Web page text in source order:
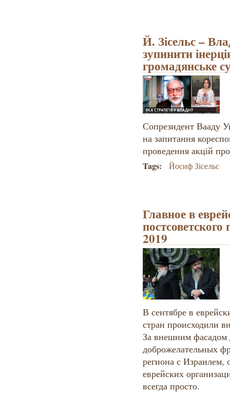
Й. Зісельс –
зупинити
громадянське
Сопрезидент Вааду
на запитання
проведення акцій
Tags: Йосиф Зісельс
Главное в
2019
В сентябре в
стран происходили
За внешним фасадом
доброжелательных
региона с
еврейских
всегда просто.